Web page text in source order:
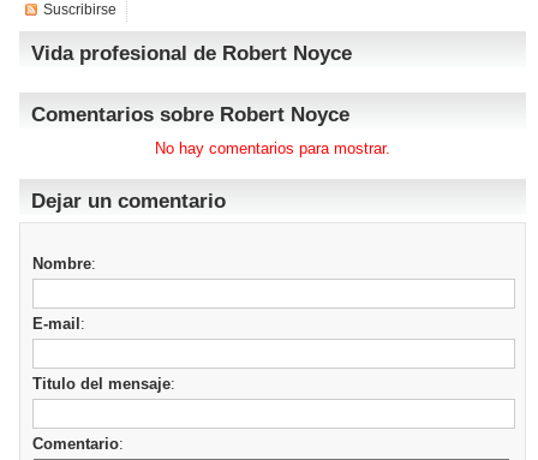
Suscribirse
Vida profesional de Robert Noyce
Comentarios sobre Robert Noyce
No hay comentarios para mostrar.
Dejar un comentario
Nombre:
E-mail :
Titulo del mensaje:
Comentario: